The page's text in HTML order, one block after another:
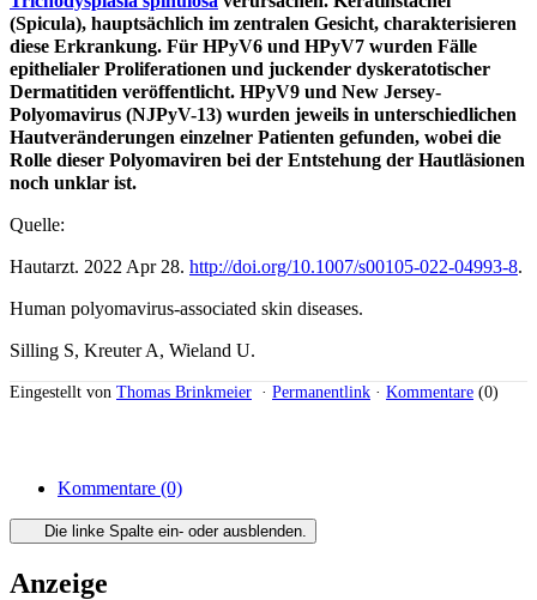
(Spicula), hauptsächlich im zentralen Gesicht, charakterisieren
diese Erkrankung. Für HPyV6 und HPyV7 wurden Fälle
epithelialer Proliferationen und juckender dyskeratotischer
Dermatitiden veröffentlicht. HPyV9 und New Jersey-
Polyomavirus (NJPyV-13) wurden jeweils in unterschiedlichen
Hautveränderungen einzelner Patienten gefunden, wobei die
Rolle dieser Polyomaviren bei der Entstehung der Hautläsionen
noch unklar ist.
Quelle:
Hautarzt. 2022 Apr 28. http://doi.org/10.1007/s00105-022-04993-8.
Human polyomavirus-associated skin diseases.
Silling S, Kreuter A, Wieland U.
Eingestellt von Thomas Brinkmeier · Permanentlink · Kommentare (0)
Kommentare (0)
Die linke Spalte ein- oder ausblenden.
Anzeige